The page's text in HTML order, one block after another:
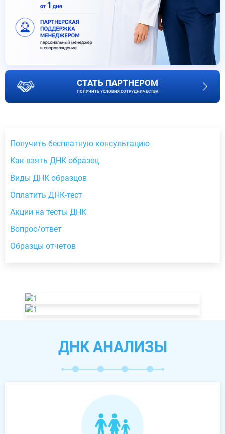
СТАТЬ ПАРТНЕРОМ
ПОЛУЧИТЬ УСЛОВИЯ СОТРУДНИЧЕСТВА
Получить бесплатную консультацию
Как взять ДНК образец
Виды ДНК образцов
Оплатить ДНК-тест
Акции на тесты ДНК
Вопрос/ответ
Образцы отчетов
ДНК АНАЛИЗЫ